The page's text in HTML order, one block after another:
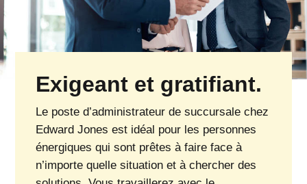
Exigeant et gratifiant.
Le poste d’administrateur de succursale chez
Edward Jones est idéal pour les personnes
énergiques qui sont prêtes à faire face à
n’importe quelle situation et à chercher des